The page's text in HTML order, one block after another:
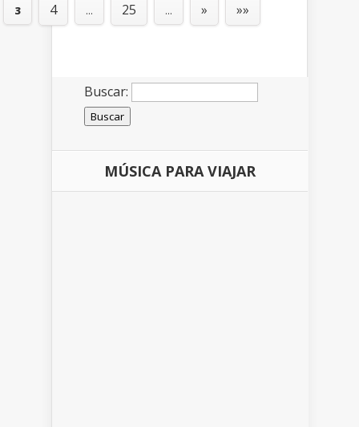
3 4 ... 25 ... » »»
Buscar:
MÚSICA PARA VIAJAR